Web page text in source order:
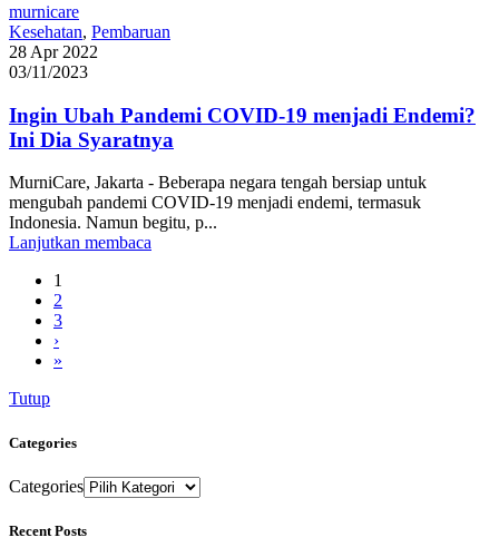
murnicare
Kesehatan, Pembaruan
28 Apr 2022
03/11/2023
Ingin Ubah Pandemi COVID-19 menjadi Endemi?
Ini Dia Syaratnya
MurniCare, Jakarta - Beberapa negara tengah bersiap untuk
mengubah pandemi COVID-19 menjadi endemi, termasuk
Indonesia. Namun begitu, p...
Lanjutkan membaca
1
2
3
›
»
Tutup
Categories
Categories
Recent Posts